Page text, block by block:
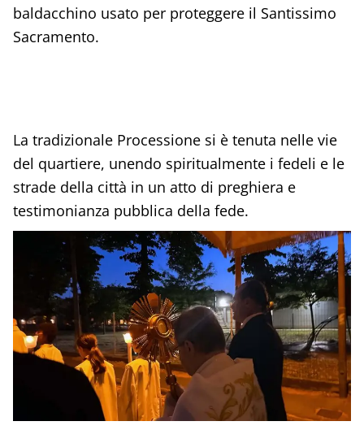
baldacchino usato per proteggere il Santissimo
Sacramento.
La tradizionale Processione si è tenuta nelle vie
del quartiere, unendo spiritualmente i fedeli e le
strade della città in un atto di preghiera e
testimonianza pubblica della fede.